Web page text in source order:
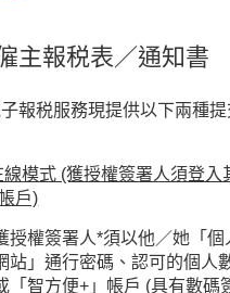
主報税表／通知書
報税服務現提供以下兩種
模式 (獲授權簽署人須登入
戶)
授權簽署人*須以他／她「個
站」通行密碼、認可的個人
「智方便+」帳戶 (具有數碼